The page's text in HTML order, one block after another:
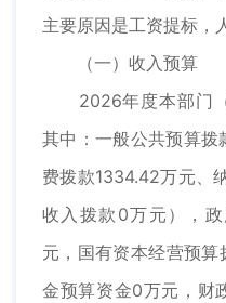
主要原因是工资提标，
（一）收入预算
2026年度本部门（
其中：一般公共预算
费拨款1334.42万元、
收入拨款0万元），
元，国有资本经营预
金预算资金0万元，财